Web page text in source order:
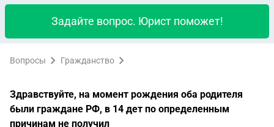
Задайте вопрос. Юрист поможет!
Вопросы Гражданство
Здравствуйте, на момент рождения оба родителя
были граждане РФ, в 14 дет по определенным
причинам не получил